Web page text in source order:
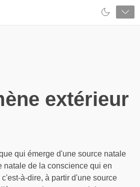
extérieur
qui émerge d'une source natale
natale de la conscience qui en
à-dire, à partir d'une source